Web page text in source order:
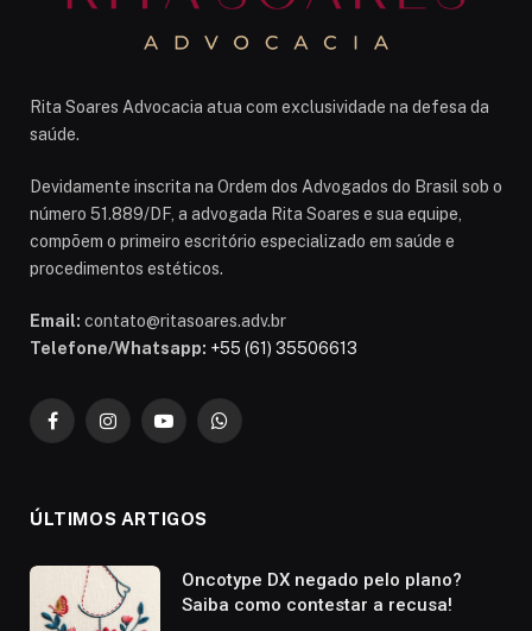
Rita Soares Advocacia atua com exclusividade na defesa da
saúde.
Devidamente inscrita na Ordem dos Advogados do Brasil sob o
número 51.889/DF, a advogada Rita Soares e sua equipe,
compõem o primeiro escritório especializado em saúde e
procedimentos estéticos.
Email: contato@ritasoares.adv.br
Telefone/Whatsapp: +55 (61) 35506613
FacebookInstagramYouTubeWhatsApp
ÚLTIMOS ARTIGOS
Oncotype DX negado pelo plano?
Saiba como contestar a recusa!